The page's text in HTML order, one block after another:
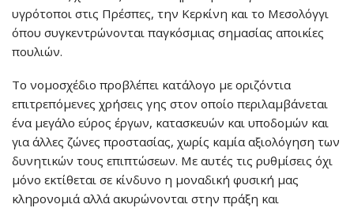
υγρότοποι στις Πρέσπες, την Κερκίνη και το Μεσολόγγι
όπου συγκεντρώνονται παγκόσμιας σημασίας αποικίες
πουλιών.
Το νομοσχέδιο προβλέπει κατάλογο με οριζόντια
επιτρεπόμενες χρήσεις γης στον οποίο περιλαμβάνεται
ένα μεγάλο εύρος έργων, κατασκευών και υποδομών και
για άλλες ζώνες προστασίας, χωρίς καμία αξιολόγηση των
δυνητικών τους επιπτώσεων. Με αυτές τις ρυθμίσεις όχι
μόνο εκτίθεται σε κίνδυνο η μοναδική φυσική μας
κληρονομιά αλλά ακυρώνονται στην πράξη και